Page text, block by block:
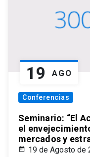
19 AGO
Conferencias
Seminario: “El
el
mercados y
19 de Agosto de